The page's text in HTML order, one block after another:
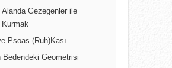
Alanda Gezegenler ile
Kurmak
Psoas (Ruh)Kası
Bedendeki Geometrisi